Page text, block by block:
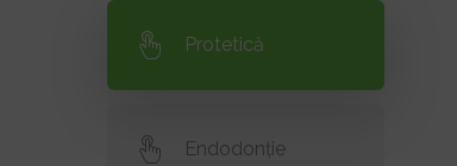
Protetică
Endodonție